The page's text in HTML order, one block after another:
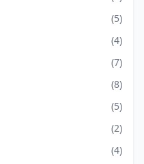
(5)
(4)
(7)
(8)
(5)
(2)
(4)